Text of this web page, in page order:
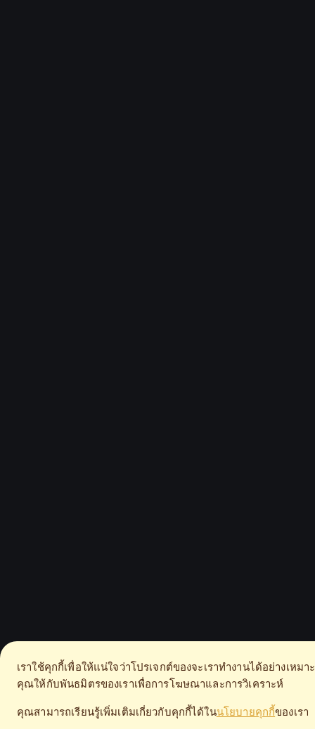
เราใช้คุกกี้เพื่อให้แน่ใจว่าโปรเจกต์ของจะเราทำงานได้อย่างเห
คุณให้กับพันธมิตรของเราเพื่อการโฆษณาและการวิเคราะห์
คุณสามารถเรียนรู้เพิ่มเติมเกี่ยวกับคุกกี้ได้ในนโยบายคุกกี้ของเรา